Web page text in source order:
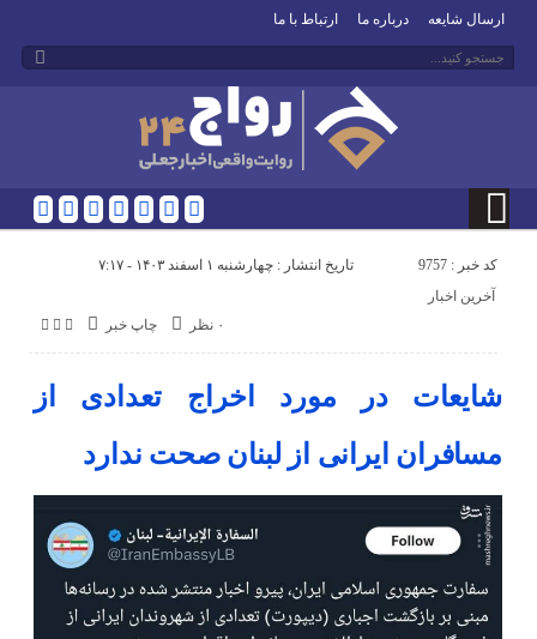
ارسال شایعه درباره ما ارتباط با ما
کد خبر : 9757 تاریخ انتشار : چهارشنبه ۱ اسفند ۱۴۰۳ - ۷:۱۷
چاپ خبر ۰ نظر
آخرین اخبار
شایعات در مورد اخراج تعدادی از
مسافران ایرانی از لبنان صحت ندارد